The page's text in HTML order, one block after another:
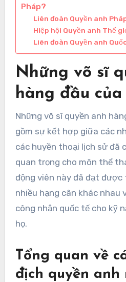
Pháp?
Liên đoàn Quyền anh
Hiệp hội Quyền anh Thế
Liên đoàn Quyền anh
Những võ sĩ
hàng đầu
Những võ sĩ quyền anh
gồm sự kết hợp giữa các
các huyền thoại lịch sử đã
quan trọng cho môn thể
động viên này đã đạt
nhiều hạng cân khác nhau
công nhận quốc tế cho kỹ
họ.
Tổng quan về
địch quyền anh